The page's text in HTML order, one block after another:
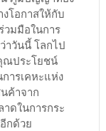
โอกาสให้กับ
วมมือในการ
าวันนี้ โลกไป
ณประโยชน์
ารเคหะแห่ง
ค้าจาก
ดในการกระ
กด้วย